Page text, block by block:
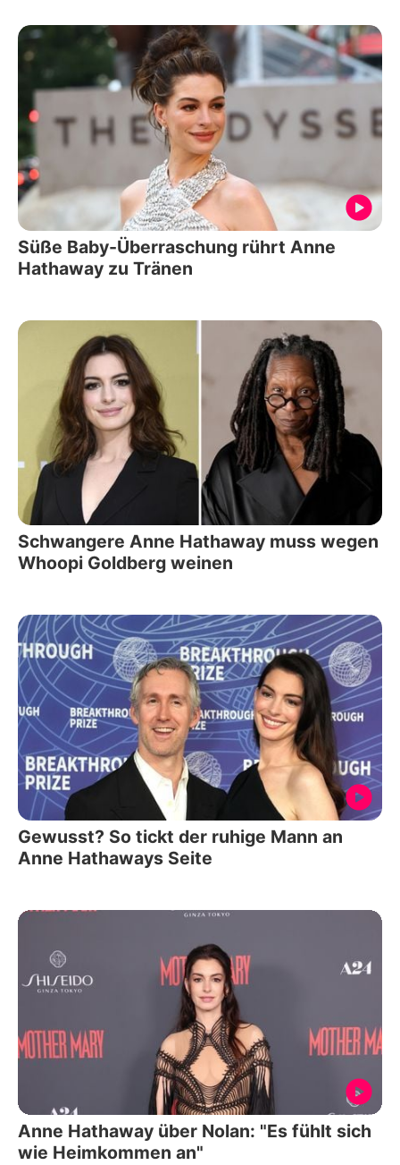
Süße Baby-Überraschung rührt Anne
Hathaway zu Tränen
Schwangere Anne Hathaway muss wegen
Whoopi Goldberg weinen
Gewusst? So tickt der ruhige Mann an
Anne Hathaways Seite
Anne Hathaway über Nolan: "Es fühlt sich
wie Heimkommen an"